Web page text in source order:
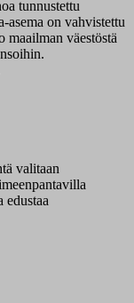
tunnustettu
asema on vahvistettu
väestöstä
valitaan
edustaa